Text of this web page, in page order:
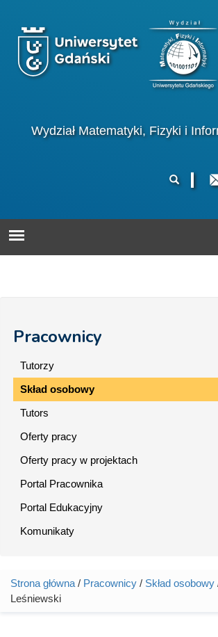
Wydział Matematyki, Fizyki i
wyszukiwania
Pracownicy
Tutorzy
Skład osobowy
Tutors
Oferty pracy
Oferty pracy w projektach
Portal Pracownika
Portal Edukacyjny
Komunikaty
Jesteś tutaj
Strona główna / Pracownicy / Skład osobowy
Leśniewski